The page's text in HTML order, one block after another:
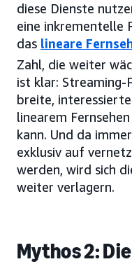
diese Dienste
eine inkrementelle
das lineare
Zahl, die weiter
ist klar:
breite,
linearem
kann. Und da
exklusiv auf
werden, wird sich
weiter verlagern.
Mythos 2: